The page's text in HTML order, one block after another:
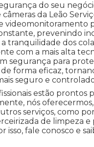
do seu
da Leão
videomonitoramento
prevenindo
tranquilidade dos
com a mais alta
segurança para
forma eficaz,
seguro e
estão prontos
nós
serviços, como
de limpeza e
isso, fale conosco e